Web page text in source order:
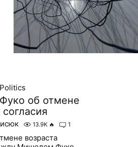
об отмене
13.9K 🔥 1
возраста